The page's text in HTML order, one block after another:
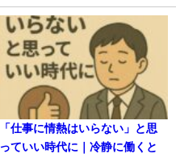
「仕事に情熱はいらない」と思
っていい時代に｜冷静に働くと